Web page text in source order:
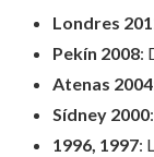
Londres
Pekín 2008:
Atenas 2004
Sídney 2000
1996, 1997: